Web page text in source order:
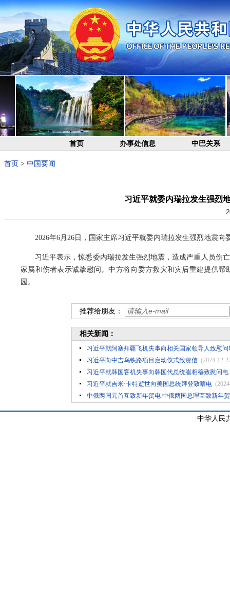
首页 办事处信息 中巴关系
首页 > 中国要闻
习近平就委内瑞拉发生强烈
2026年6月26日，国家主席习近平就委内瑞拉发生强烈地震
习近平表示，惊悉委内瑞拉发生强烈地震，造成严重人员伤
家属和伤者表示诚挚慰问。中方将向委方救灾和灾后重建提供
园。
推荐给朋友：
相关新闻：
习近平就阿塞拜疆飞机失事向相关国家领导人致慰问
习近平向中吉乌铁路项目启动仪式致贺信 (2024-12-
习近平就韩国客机失事向韩国代总统崔相穆致慰问电
习近平就吉米·卡特逝世向美国总统拜登致唁电
中俄两国元首互致新年贺电 中俄两国总理互致新年
中华人民